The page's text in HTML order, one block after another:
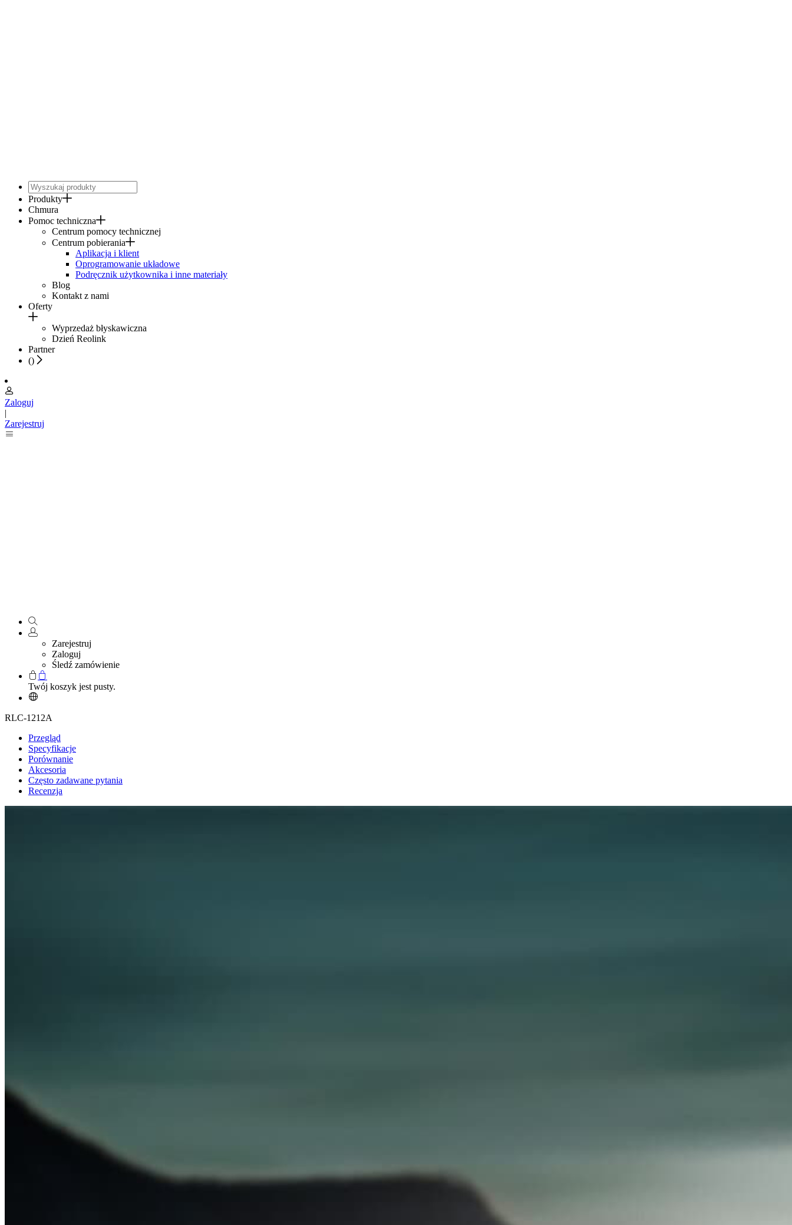
Produkty
Chmura
Pomoc techniczna
Centrum pomocy technicznej
Centrum pobierania
Aplikacja i klient
Oprogramowanie układowe
Podręcznik użytkownika i inne materiały
Blog
Kontakt z nami
Oferty
Wyprzedaż błyskawiczna
Dzień Reolink
Partner
()
Zaloguj
|
Zarejestruj
Zarejestruj
Zaloguj
Śledź zamówienie
Twój koszyk jest pusty.
RLC-1212A
Przegląd
Specyfikacje
Porównanie
Akcesoria
Często zadawane pytania
Recenzja